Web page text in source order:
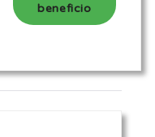
beneficio